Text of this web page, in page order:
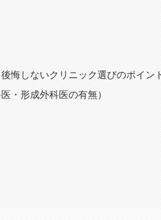
悔しないクリニック選びのポイン
・形成外科医の有無）